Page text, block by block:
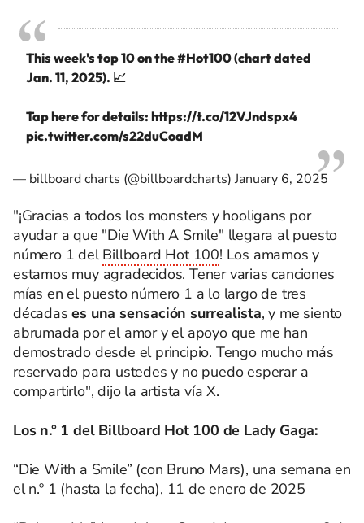
This week's top 10 on the#Hot100(chart dated
Jan. 11, 2025). 📈
Tap here for details: https://t.co/12VJndspx4
pic.twitter.com/s22duCoadM
— billboard charts (@billboardcharts)January 6, 2025
"¡Gracias a todos los monsters y hooligans por
ayudar a que "Die With A Smile" llegara al puesto
número 1 delBillboard Hot 100! Los amamos y
estamos muy agradecidos. Tener varias canciones
mías en el puesto número 1 a lo largo de tres
décadas es una sensación surrealista, y me siento
abrumada por el amor y el apoyo que me han
demostrado desde el principio. Tengo mucho más
reservado para ustedes y no puedo esperar a
compartirlo", dijo la artista vía X.
Los n.° 1 del Billboard Hot 100 de Lady Gaga:
“Die With a Smile” (con Bruno Mars), una semana en
el n.º 1 (hasta la fecha), 11 de enero de 2025